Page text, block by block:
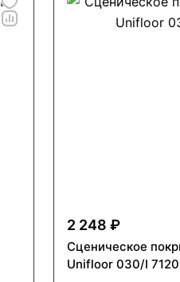
2 248 ₽
Сценическое
Unifloor 030/I 7120